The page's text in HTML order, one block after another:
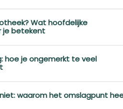
Wat hoofdelijke
je betekent
hoe je ongemerkt te veel
waarom het omslagpunt